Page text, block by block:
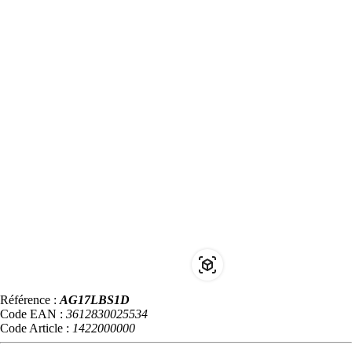
Référence : AG17LBS1D
Code EAN : 3612830025534
Code Article : 1422000000